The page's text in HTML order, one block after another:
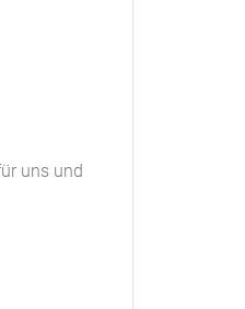
uns und